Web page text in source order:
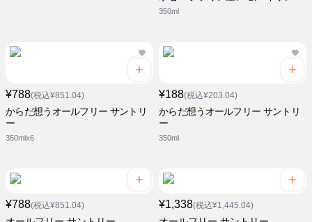
350ml
¥788(税込¥851.04)
からだ想うオールフリー サントリ
ー
350mlx6
¥188(税込¥203.04)
からだ想うオールフリー サントリ
ー
350ml
¥788(税込¥851.04) ¥1,338(税込¥1,445.04)